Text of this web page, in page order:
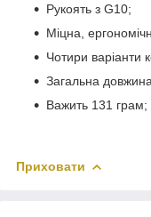
Рукоять з G10;
Міцна,
Чотири варіанти
Загальна
Важить 131 грам;
Приховати